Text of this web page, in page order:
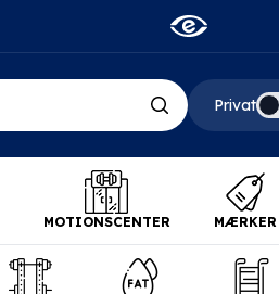
Privat
MOTIONSCENTER MÆRKER